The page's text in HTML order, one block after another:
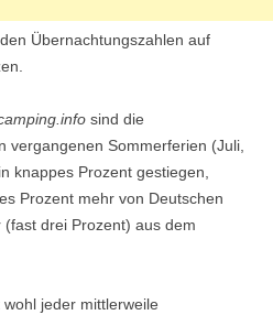
Übernachtungszahlen auf
sind die
vergangenen Sommerferien (Juli,
knappes Prozent gestiegen,
Prozent mehr von Deutschen
drei Prozent) aus dem
jeder mittlerweile